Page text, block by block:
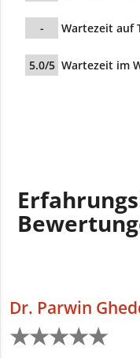
- Wartezeit auf
5.0/5 Wartezeit im
Dr. Parwin
★★★★★
★★★★★